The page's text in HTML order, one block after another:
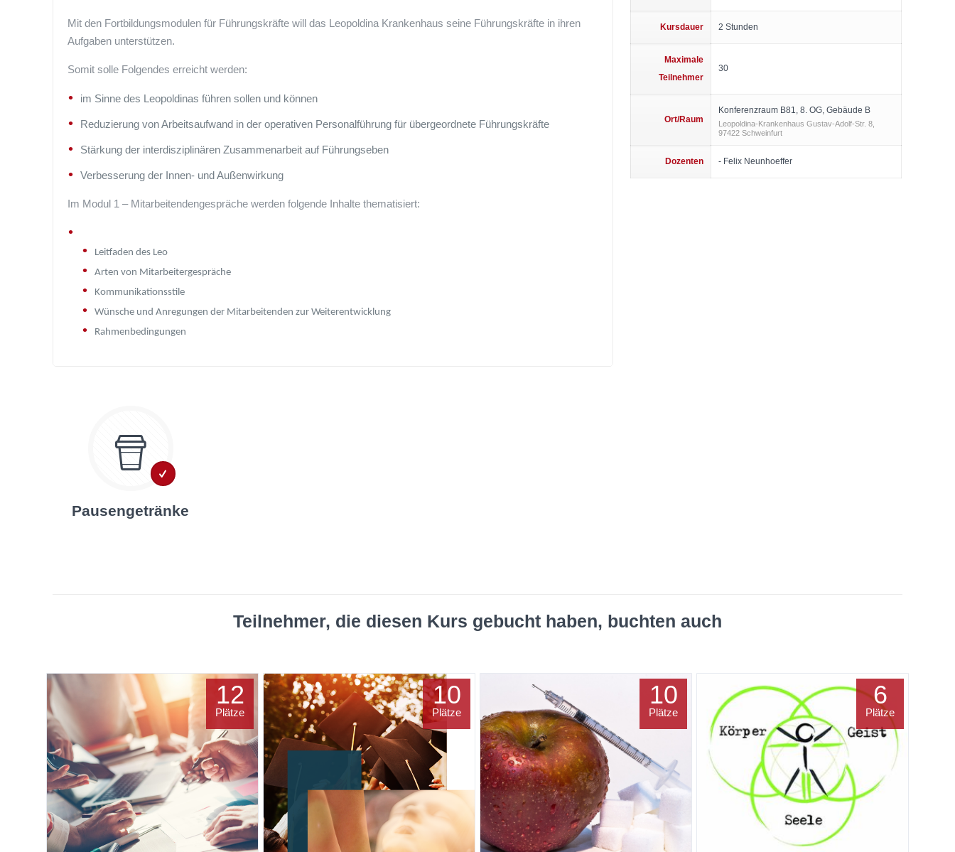
Mit den Fortbildungsmodulen für Führungskräfte will das Leopoldina Krankenhaus seine Führungskräfte in ihren
Aufgaben unterstützen.
Somit solle Folgendes erreicht werden:
im Sinne des Leopoldinas führen sollen und können
Reduzierung von Arbeitsaufwand in der operativen Personalführung für übergeordnete Führungskräfte
Stärkung der interdisziplinären Zusammenarbeit auf Führungseben
Verbesserung der Innen- und Außenwirkung
Im Modul 1 – Mitarbeitendengespräche werden folgende Inhalte thematisiert:
Leitfaden des Leo
Arten von Mitarbeitergespräche
Kommunikationsstile
Wünsche und Anregungen der Mitarbeitenden zur Weiterentwicklung
Rahmenbedingungen
Kursdauer 2 Stunden
Maximale
Teilnehmer
30
Ort/Raum
Konferenzraum B81, 8. OG, Gebäude B
Leopoldina-Krankenhaus Gustav-Adolf-Str. 8,
97422 Schweinfurt
Dozenten - Felix Neunhoeffer
Pausengetränke
Teilnehmer, die diesen Kurs gebucht haben, buchten auch
12
Plätze
10
Plätze
10
Plätze
6
Plätze